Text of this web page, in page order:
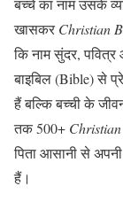
बच्चे का नाम उसके
खासकर Christian
कि नाम सुंदर, पवित्र
बाइबिल (Bible) से
हैं बल्कि बच्ची के
तक 500+
पिता आसानी से
हैं।